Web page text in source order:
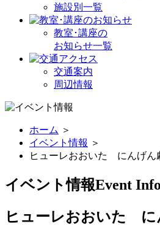
施設別一覧
教室･講座の
お知らせ一覧
交通案内
周辺情報
ホーム ＞
イベント情報 ＞
ヒューレおおいた にんげん
イベント情報Event
ヒューレおおいた に